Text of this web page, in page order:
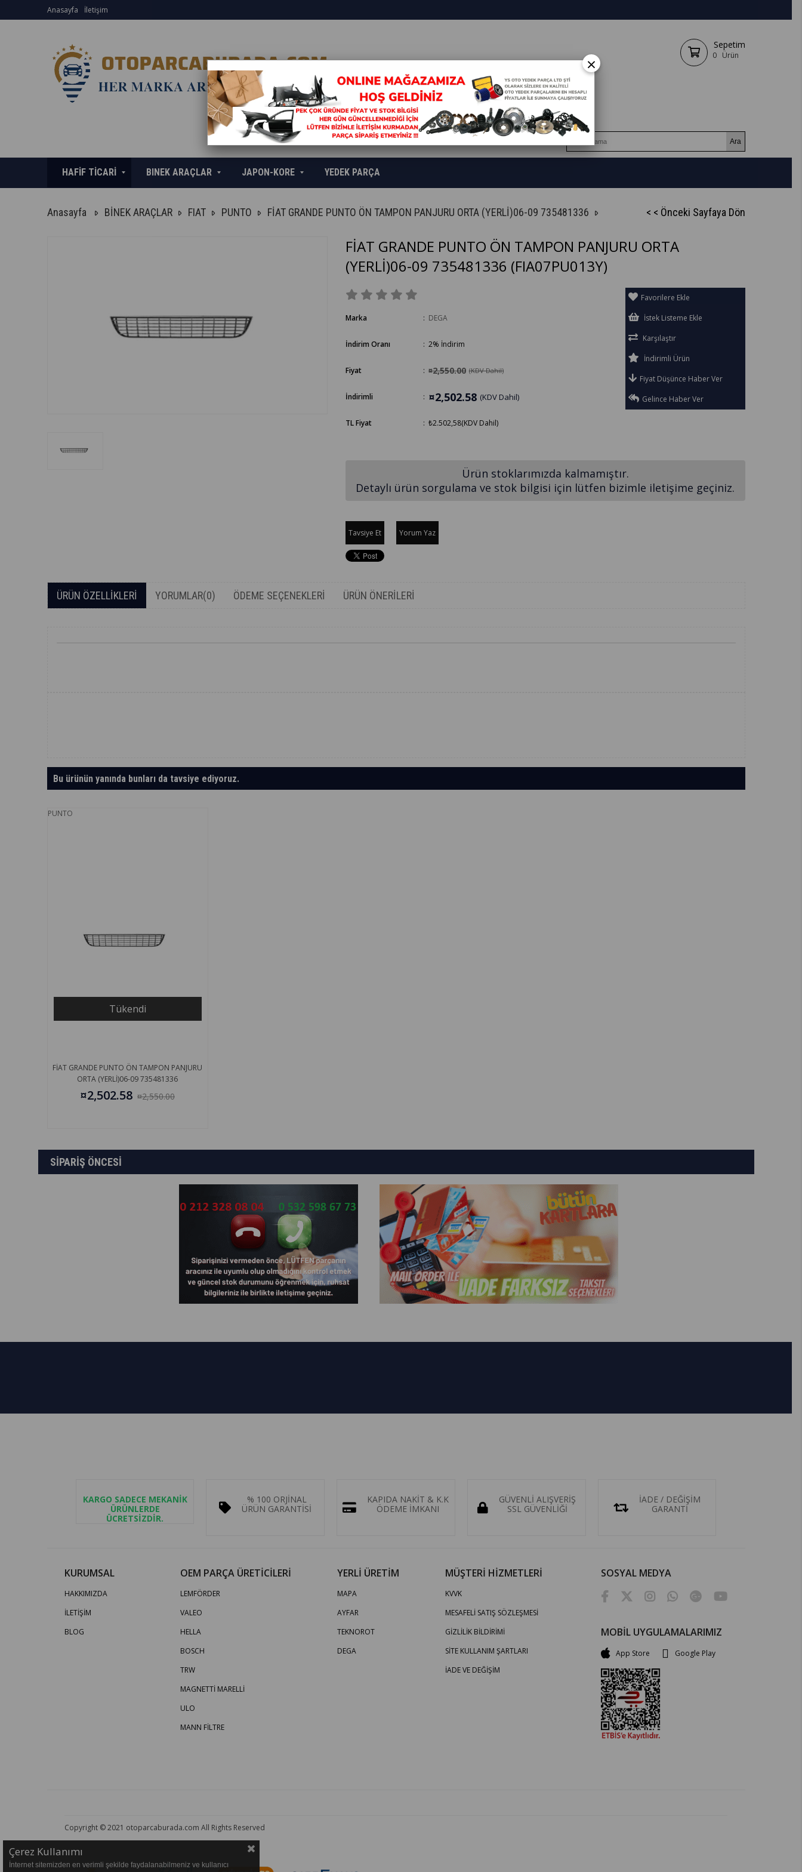
Anasayfa İletişim
Sepetim
0 Ürün
HAFİF TİCARİ BINEK ARAÇLAR JAPON-KORE YEDEK PARÇA
Anasayfa BİNEK ARAÇLAR FIAT PUNTO FİAT GRANDE PUNTO ÖN TAMPON PANJURU ORTA (YERLİ)06-09 735481336 < < Önceki Sayfaya Dön
FİAT GRANDE PUNTO ÖN TAMPON PANJURU ORTA
(YERLİ)06-09 735481336 (FIA07PU013Y)
Marka : DEGA
İndirim Oranı : %
2 İndirim
Fiyat : ¤2,550.00 (KDV Dahil)
İndirimli : ¤2,502.58 (KDV Dahil)
TL Fiyat : ₺2.502,58(KDV Dahil)
Favorilere Ekle
İstek Listeme Ekle
Karşılaştır
İndirimli Ürün
Fiyat Düşünce Haber Ver
Gelince Haber Ver
Ürün stoklarımızda kalmamıştır.
Detaylı ürün sorgulama ve stok bilgisi için lütfen bizimle iletişime geçiniz.
Tavsiye Et Yorum Yaz
ÜRÜN ÖZELLIKLERI YORUMLAR(0) ÖDEME SEÇENEKLERI ÜRÜN ÖNERILERI
Bu ürünün yanında bunları da tavsiye ediyoruz.
PUNTO
Tükendi
FİAT GRANDE PUNTO ÖN TAMPON PANJURU
ORTA (YERLİ)06-09 735481336
¤2,502.58 ¤2,550.00
SİPARİŞ ÖNCESİ
KARGO SADECE MEKANİK
ÜRÜNLERDE
ÜCRETSİZDİR.
% 100 ORJİNAL
ÜRÜN GARANTİSİ
KAPIDA NAKİT & K.K
ÖDEME İMKANI
GÜVENLİ ALIŞVERİŞ
SSL GÜVENLİĞİ
İADE / DEĞİŞİM
GARANTİ
KURUMSAL
HAKKIMIZDA
İLETİŞİM
BLOG
OEM PARÇA ÜRETİCİLERİ
LEMFÖRDER
VALEO
HELLA
BOSCH
TRW
MAGNETTİ MARELLİ
ULO
MANN FİLTRE
YERLİ ÜRETİM
MAPA
AYFAR
TEKNOROT
DEGA
MÜŞTERİ HİZMETLERİ
KVVK
MESAFELİ SATIŞ SÖZLEŞMESİ
GİZLİLİK BİLDİRİMİ
SİTE KULLANIM ŞARTLARI
İADE VE DEĞİŞİM
SOSYAL MEDYA
MOBİL UYGULAMALARIMIZ
App Store Google Play
Copyright © 2021 otoparcaburada.com All Rights Reserved
Çerez Kullanımı
İnternet sitemizden en verimli şekilde faydalanabilmeniz ve kullanıcı
×